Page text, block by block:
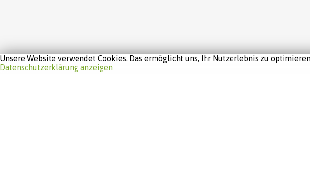
Unsere Website verwendet Cookies. Das ermöglicht uns, Ihr Nutzerlebnis zu
Datenschutzerklärung anzeigen